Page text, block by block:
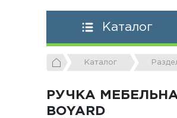
Каталог
Каталог
РУЧКА
BOYARD